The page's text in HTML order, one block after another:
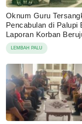
Oknum Guru
Pencabulan di Palupi
Laporan Korban
Damai
LEMBAH PALU